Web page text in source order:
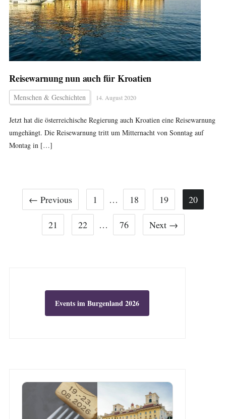
Reisewarnung nun auch für Kroatien
Menschen & Geschichten 14. August 2020
Jetzt hat die österreichische Regierung auch Kroatien eine Reisewarnung
umgehängt. Die Reisewarnung tritt um Mitternacht von Sonntag auf
Montag in […]
← Previous 1 … 18 19 20
21 22 … 76 Next →
Events im Burgenland 2026